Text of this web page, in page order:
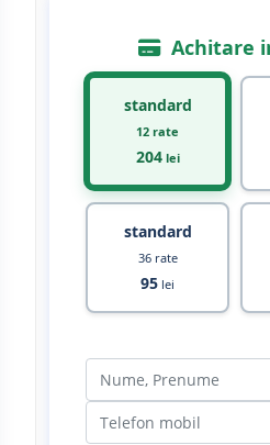
Achitare
standard
12 rate
204lei
standard
36 rate
95 lei